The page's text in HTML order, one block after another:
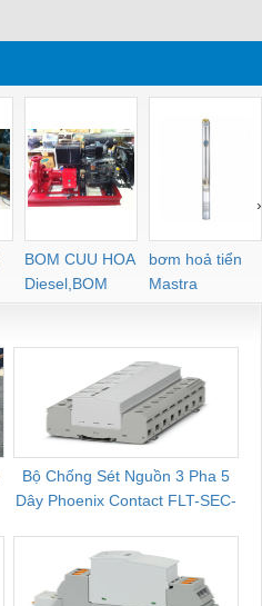
BOM CUU HOA
Diesel,BOM
CHUA CHAY
bơm hoả tiển
Mastra
›
Bộ Chống Sét Nguồn 3 Pha 5
Dây Phoenix Contact FLT-SEC-